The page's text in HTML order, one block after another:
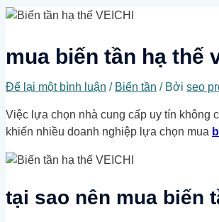
mua biến tần hạ thế
Để lại một bình luận / Biến tần / Bởi seo
Việc lựa chọn nhà cung cấp uy tín không
khiến nhiều doanh nghiệp lựa chọn mua
tại sao nên mua biến